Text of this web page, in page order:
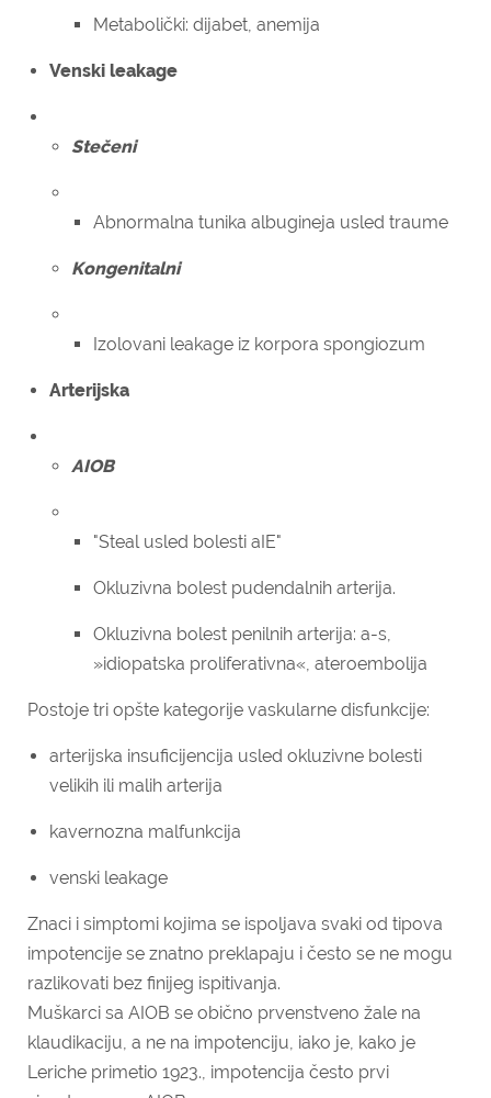
Metabolički: dijabet, anemija
Venski leakage
Stečeni
Abnormalna tunika albugineja usled traume
Kongenitalni
Izolovani leakage iz korpora spongiozum
Arterijska
AIOB
"Steal usled bolesti aIE"
Okluzivna bolest pudendalnih arterija.
Okluzivna bolest penilnih arterija: a-s,
»idiopatska proliferativna«, ateroembolija
Postoje tri opšte kategorije vaskularne disfunkcije:
arterijska insuficijencija usled okluzivne bolesti
velikih ili malih arterija
kavernozna malfunkcija
venski leakage
Znaci i simptomi kojima se ispoljava svaki od tipova
impotencije se znatno preklapaju i često se ne mogu
razlikovati bez finijeg ispitivanja.
Muškarci sa AIOB se obično prvenstveno žale na
klaudikaciju, a ne na impotenciju, iako je, kako je
Leriche primetio 1923., impotencija često prvi